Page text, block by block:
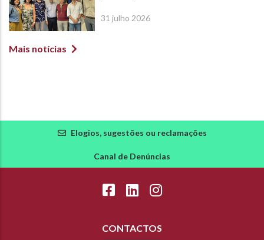
Título de
31 julho 2026
Mais notícias
Elogios, sugestões ou reclamações
Canal de Denúncias
CONTACTOS